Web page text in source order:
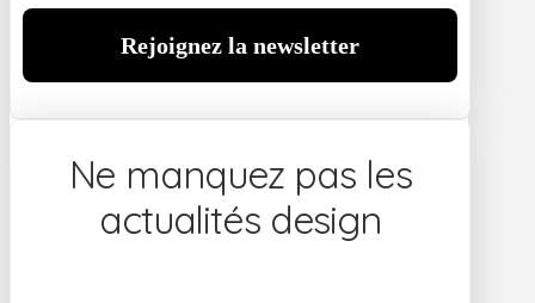
Ne manquez pas les
actualités design